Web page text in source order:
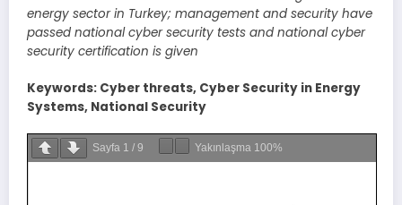
energy sector in Turkey; management and security have
passed national cyber security tests and national cyber
security certification is given
Keywords: Cyber threats, Cyber Security in Energy
Systems, National Security
Sayfa 1 / 9 Yakınlaşma 100%